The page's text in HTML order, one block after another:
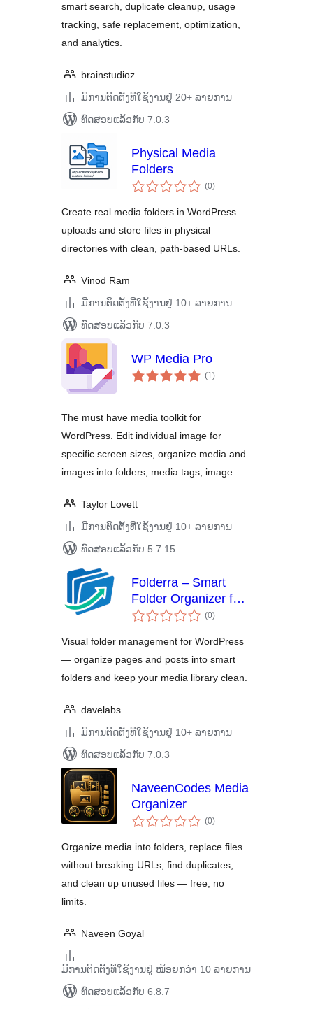
smart search, duplicate cleanup, usage
tracking, safe replacement, optimization,
and analytics.
brainstudioz
ມີການຕິດຕັ້ງທີ່ໃຊ້ງານຢູ່ 20+ ລາຍການ
ທົດສອບແລ້ວກັບ 7.0.3
Physical Media
Folders
(0ຄະແນນ
ທັງໝົດ
)
Create real media folders in WordPress
uploads and store files in physical
directories with clean, path-based URLs.
Vinod Ram
ມີການຕິດຕັ້ງທີ່ໃຊ້ງານຢູ່ 10+ ລາຍການ
ທົດສອບແລ້ວກັບ 7.0.3
WP Media Pro
(1ຄະແນນ
ທັງໝົດ
)
The must have media toolkit for
WordPress. Edit individual image for
specific screen sizes, organize media and
images into folders, media tags, image …
Taylor Lovett
ມີການຕິດຕັ້ງທີ່ໃຊ້ງານຢູ່ 10+ ລາຍການ
ທົດສອບແລ້ວກັບ 5.7.15
Folderra – Smart
Folder Organizer for
WordPress Pages &
(0ຄະແນນ
ທັງໝົດ
)
Visual folder management for WordPress
— organize pages and posts into smart
folders and keep your media library clean.
davelabs
ມີການຕິດຕັ້ງທີ່ໃຊ້ງານຢູ່ 10+ ລາຍການ
ທົດສອບແລ້ວກັບ 7.0.3
NaveenCodes Media
Organizer
(0ຄະແນນ
ທັງໝົດ
)
Organize media into folders, replace files
without breaking URLs, find duplicates,
and clean up unused files — free, no
limits.
Naveen Goyal
ມີການຕິດຕັ້ງທີ່ໃຊ້ງານຢູ່ ໜ້ອຍກວ່າ 10 ລາຍການ
ທົດສອບແລ້ວກັບ 6.8.7